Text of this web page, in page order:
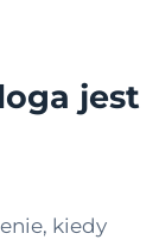
jest
kiedy